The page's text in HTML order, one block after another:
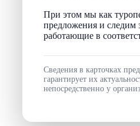
При этом мы как
предложения и следим
работающие в
Сведения в карточках
гарантирует их
непосредственно у